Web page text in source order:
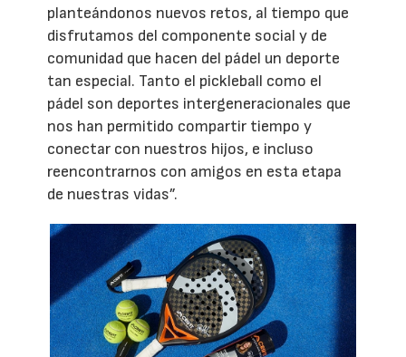
planteándonos nuevos retos, al tiempo que
disfrutamos del componente social y de
comunidad que hacen del pádel un deporte
tan especial. Tanto el pickleball como el
pádel son deportes intergeneracionales que
nos han permitido compartir tiempo y
conectar con nuestros hijos, e incluso
reencontrarnos con amigos en esta etapa
de nuestras vidas”.